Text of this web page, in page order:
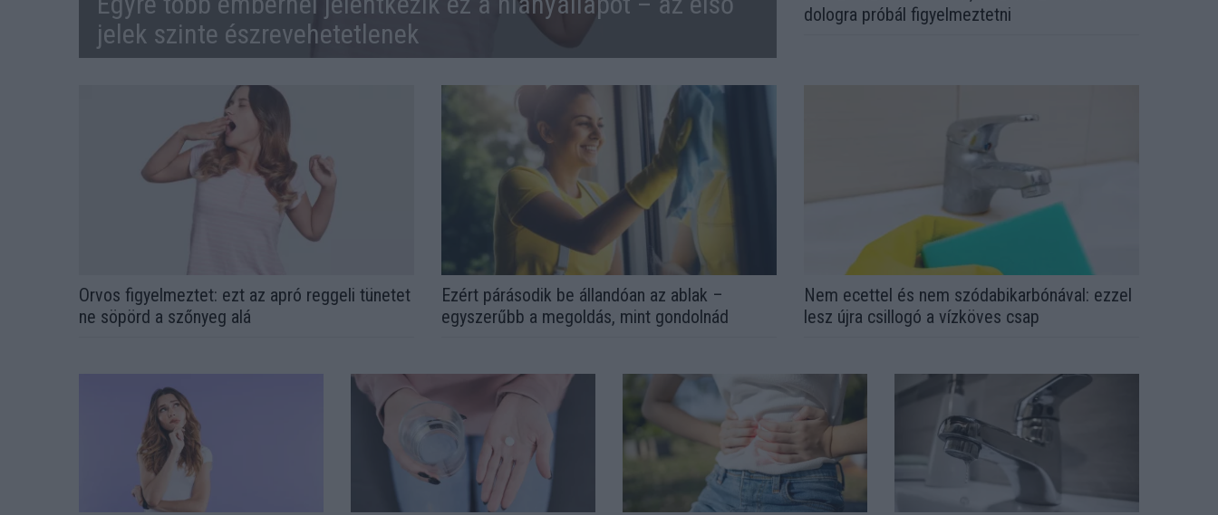
jelek szinte észrevehetetlenek
dologra próbál figyelmeztetni
Orvos figyelmeztet: ezt az apró reggeli tünetet
ne söpörd a szőnyeg alá
Ezért párásodik be állandóan az ablak –
egyszerűbb a megoldás, mint gondolnád
Nem ecettel és nem szódabikarbónával: ezzel
lesz újra csillogó a vízköves csap